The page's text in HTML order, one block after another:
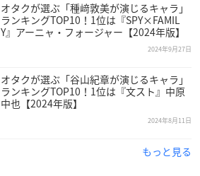
オタクが選ぶ「種﨑敦美が演じるキャラ」
ランキングTOP10！1位は『SPY×FAMIL
Y』アーニャ・フォージャー【2024年版】
2024年9月27日
オタクが選ぶ「谷山紀章が演じるキャラ」
ランキングTOP10！1位は『文スト』中原
中也【2024年版】
2024年8月11日
もっと見る